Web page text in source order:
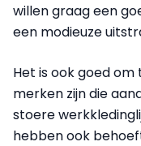
willen graag een
een modieuze
Het is ook goed
merken zijn die
stoere
hebben ook